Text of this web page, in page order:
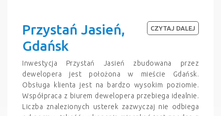
Przystań Jasień,
Gdańsk
Inwestycja Przystań Jasień zbudowana przez
dewelopera jest położona w mieście Gdańsk.
Obsługa klienta jest na bardzo wysokim poziomie.
Współpraca z biurem dewelopera przebiega idealnie.
Liczba znalezionych usterek zazwyczaj nie odbiega
CZYTAJ DALEJ